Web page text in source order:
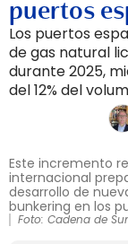
puertos
Los puertos
de gas natural
durante 2025,
del 12% del
Este incremento
internacional
desarrollo de
bunkering en los
Foto: Cadena de